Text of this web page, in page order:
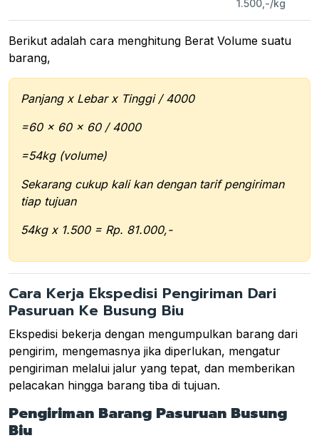
1.500,-/kg
Berikut adalah cara menghitung Berat Volume suatu
barang,
Panjang x Lebar x Tinggi / 4000
=60 x 60 x 60 / 4000
=54kg (volume)
Sekarang cukup kali kan dengan tarif pengiriman
tiap tujuan
54kg x 1.500 = Rp. 81.000,-
Cara Kerja Ekspedisi Pengiriman Dari
Pasuruan Ke Busung Biu
Ekspedisi bekerja dengan mengumpulkan barang dari
pengirim, mengemasnya jika diperlukan, mengatur
pengiriman melalui jalur yang tepat, dan memberikan
pelacakan hingga barang tiba di tujuan.
Pengiriman Barang Pasuruan Busung
Biu